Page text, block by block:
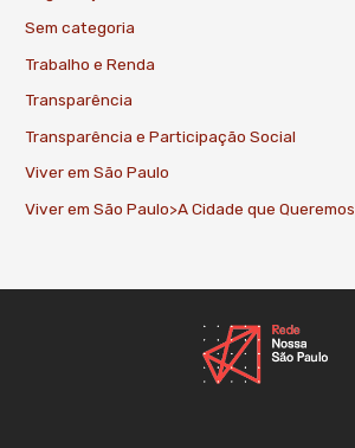
Sem categoria
Trabalho e Renda
Transparência
Transparência e Participação Social
Viver em São Paulo
Viver em São Paulo>A Cidade que Queremos